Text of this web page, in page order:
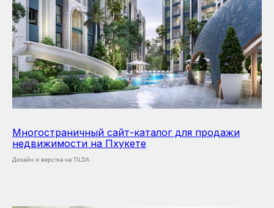
Многостраничный сайт-каталог для продажи
недвижимости на Пхукете
Дизайн и верстка на TILDA